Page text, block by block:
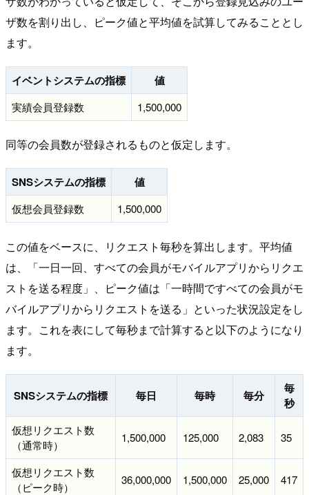
ザ数を割り出し、ピーク値と平均値を試算してみることとし
ます。
イベントシステムの指標 値
実績会員登録数 1,500,000
同等の会員数が登録されるものと仮定します。
SNSシステムの指標 値
仮想会員登録数 1,500,000
この値をベースに、リクエスト毎秒を算出します。平均値
は、「一日一回、すべての会員がモバイルアプリからリクエ
ストを送る程度」、ピーク値は「一時間ですべての会員がモ
バイルアプリからリクエストを送る」といった状況設定をし
ます。これを表にして毎秒まで計算すると以下のようになり
ます。
SNSシステムの指標 毎日 毎時 毎分
毎
秒
仮想リクエスト数
（通常時）
1,500,000 125,000 2,083 35
仮想リクエスト数
（ピーク時）
36,000,000 1,500,000 25,000 417